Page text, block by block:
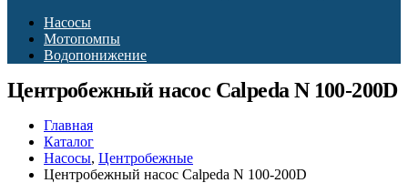
Насосы
Мотопомпы
Водопонижение
Центробежный насос Calpeda N 100-200D
Главная
Каталог
Насосы, Центробежные
Центробежный насос Calpeda N 100-200D